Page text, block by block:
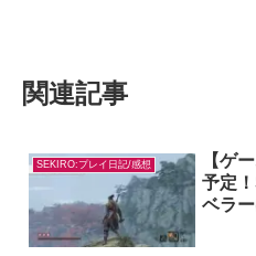
関連記事
SEKIRO:プレイ日記/感想
【ゲ
予定
ベラ